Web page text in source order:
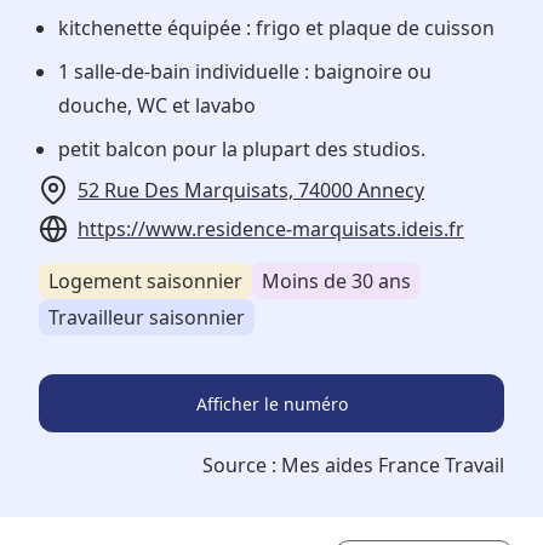
kitchenette équipée : frigo et plaque de cuisson
1 salle-de-bain individuelle : baignoire ou
douche, WC et lavabo
petit balcon pour la plupart des studios.
52 Rue Des Marquisats, 74000 Annecy
https://www.residence-marquisats.ideis.fr
Logement saisonnier
Moins de 30 ans
Travailleur saisonnier
Afficher le numéro
Source : Mes aides France Travail